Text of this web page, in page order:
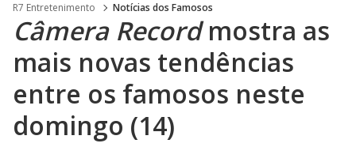
R7 Entretenimento Notícias dos Famosos
Câmera Recordmostra as
mais novas tendências
entre os famosos neste
domingo (14)